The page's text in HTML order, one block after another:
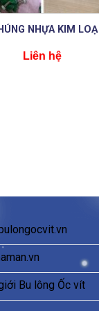
NHỰA KIM LOẠI
Liên hệ
Bu lông Ốc vít